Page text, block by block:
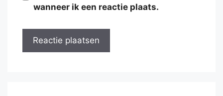
wanneer ik een reactie plaats.